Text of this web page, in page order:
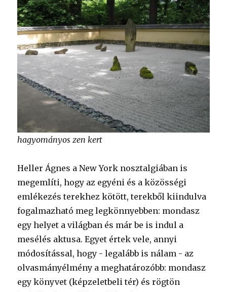
hagyományos zen kert
Heller Ágnes a New York nosztalgiában is
megemlíti, hogy az egyéni és a közösségi
emlékezés terekhez kötött, terekből kiindulva
fogalmazható meg legkönnyebben: mondasz
egy helyet a világban és már be is indul a
mesélés aktusa. Egyet értek vele, annyi
módosítással, hogy - legalább is nálam - az
olvasmányélmény a meghatározóbb: mondasz
egy könyvet (képzeletbeli tér) és rögtön